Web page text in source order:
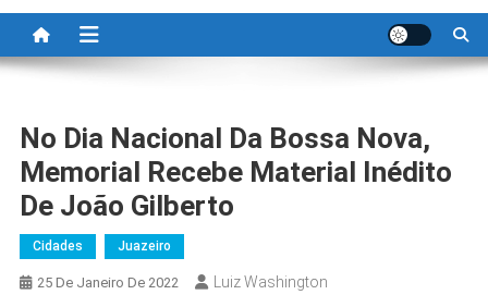
No Dia Nacional Da Bossa Nova,
Memorial Recebe Material Inédito
De João Gilberto
Cidades Juazeiro
25 De Janeiro De 2022 Luiz Washington